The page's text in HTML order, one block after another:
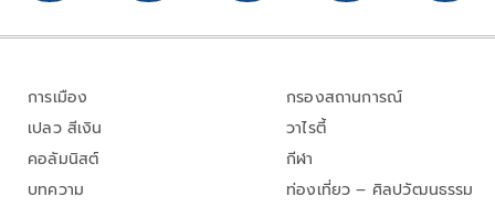
การเมือง
เปลว สีเงิน
คอลัมนิสต์
บทความ
กรองสถานการณ์
วาไรตี้
กีฬา
ท่องเที่ยว – ศิลปวัฒนธรรม